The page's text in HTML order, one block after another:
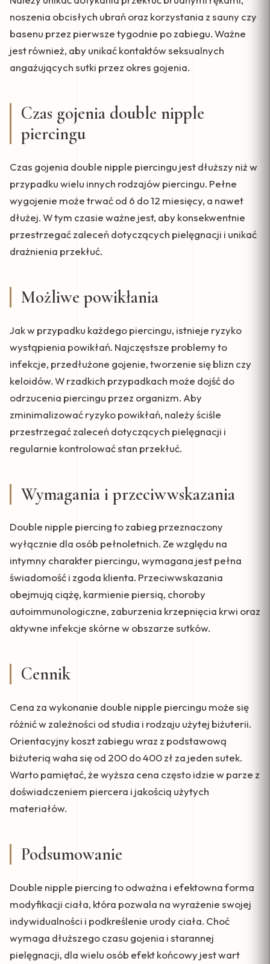
noszenia obcisłych ubrań oraz korzystania z sauny czy
basenu przez pierwsze tygodnie po zabiegu. Ważne
jest również, aby unikać kontaktów seksualnych
angażujących sutki przez okres gojenia.
Czas gojenia double nipple
piercingu
Czas gojenia double nipple piercingu jest dłuższy niż w
przypadku wielu innych rodzajów piercingu. Pełne
wygojenie może trwać od 6 do 12 miesięcy, a nawet
dłużej. W tym czasie ważne jest, aby konsekwentnie
przestrzegać zaleceń dotyczących pielęgnacji i unikać
drażnienia przekłuć.
Możliwe powikłania
Jak w przypadku każdego piercingu, istnieje ryzyko
wystąpienia powikłań. Najczęstsze problemy to
infekcje, przedłużone gojenie, tworzenie się blizn czy
keloidów. W rzadkich przypadkach może dojść do
odrzucenia piercingu przez organizm. Aby
zminimalizować ryzyko powikłań, należy ściśle
przestrzegać zaleceń dotyczących pielęgnacji i
regularnie kontrolować stan przekłuć.
Wymagania i przeciwwskazania
Double nipple piercing to zabieg przeznaczony
wyłącznie dla osób pełnoletnich. Ze względu na
intymny charakter piercingu, wymagana jest pełna
świadomość i zgoda klienta. Przeciwwskazania
obejmują ciążę, karmienie piersią, choroby
autoimmunologiczne, zaburzenia krzepnięcia krwi oraz
aktywne infekcje skórne w obszarze sutków.
Cennik
Cena za wykonanie double nipple piercingu może się
różnić w zależności od studia i rodzaju użytej biżuterii.
Orientacyjny koszt zabiegu wraz z podstawową
biżuterią waha się od 200 do 400 zł za jeden sutek.
Warto pamiętać, że wyższa cena często idzie w parze z
doświadczeniem piercera i jakością użytych
materiałów.
Podsumowanie
Double nipple piercing to odważna i efektowna forma
modyfikacji ciała, która pozwala na wyrażenie swojej
indywidualności i podkreślenie urody ciała. Choć
wymaga dłuższego czasu gojenia i starannej
pielęgnacji, dla wielu osób efekt końcowy jest wart